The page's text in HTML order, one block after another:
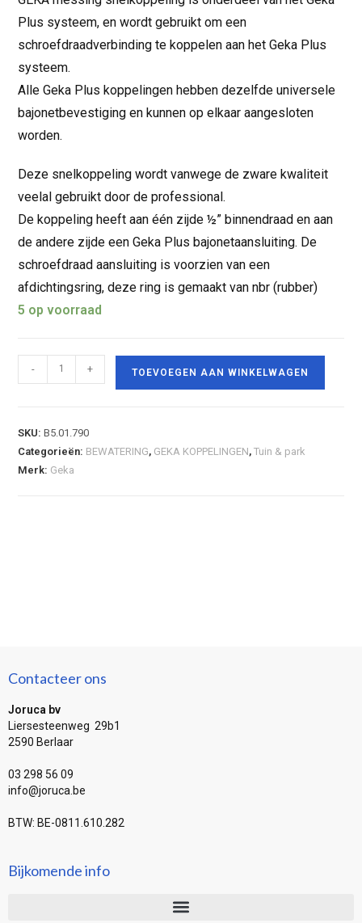
Plus systeem, en wordt gebruikt om een
schroefdraadverbinding te koppelen aan het Geka Plus
systeem.
Alle Geka Plus koppelingen hebben dezelfde universele
bajonetbevestiging en kunnen op elkaar aangesloten
worden.
Deze snelkoppeling wordt vanwege de zware kwaliteit
veelal gebruikt door de professional.
De koppeling heeft aan één zijde ½” binnendraad en aan
de andere zijde een Geka Plus bajonetaansluiting. De
schroefdraad aansluiting is voorzien van een
afdichtingsring, deze ring is gemaakt van nbr (rubber)
5 op voorraad
- + TOEVOEGEN AAN WINKELWAGEN
SKU:B5.01.790
Categorieën: BEWATERING, GEKA KOPPELINGEN,Tuin & park
Merk: Geka
Contacteer ons
Joruca bv
Liersesteenweg 29b1
2590 Berlaar
03 298 56 09
info@joruca.be
BTW: BE-0811.610.282
Bijkomende info